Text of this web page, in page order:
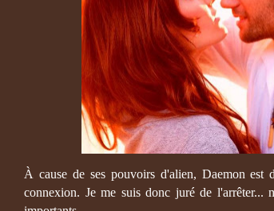
À cause de ses pouvoirs d'alien, Daemon
connexion. Je me suis donc juré de